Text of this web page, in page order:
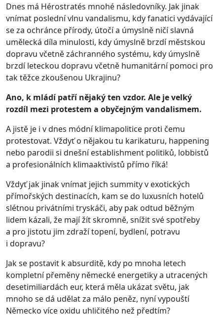
Dnes má Hérostratés mnohé následovníky. Jak jinak
vnímat poslední vlnu vandalismu, kdy fanatici vydávající
se za ochránce přírody, útočí a úmyslně ničí slavná
umělecká díla minulosti, kdy úmyslně brzdí městskou
dopravu včetně záchranného systému, kdy úmyslně
brzdí leteckou dopravu včetně humanitární pomoci pro
tak těžce zkoušenou Ukrajinu?
Ano, k mládí patří nějaký ten vzdor. Ale je velký
rozdíl mezi protestem a obyčejným vandalismem.
A jistě je i v dnes módní klimapolitice proti čemu
protestovat. Vždyť o nějakou tu karikaturu, happening
nebo parodii si dnešní establishment politiků, lobbistů
a profesionálních klimaaktivistů přímo říká!
Vždyť jak jinak vnímat jejich summity v exotických
přímořských destinacích, kam se do luxusních hotelů
slétnou privátními tryskáči, aby pak odtud běžným
lidem kázali, že mají žít skromně, snížit své spotřeby
a pro jistotu jim zdraží topení, bydlení, potravu
i dopravu?
Jak se postavit k absurditě, kdy po mnoha letech
kompletní přeměny německé energetiky a utracených
desetimiliardách eur, která měla ukázat světu, jak
mnoho se dá udělat za málo peněz, nyní vypouští
Německo více oxidu uhličitého než předtím?